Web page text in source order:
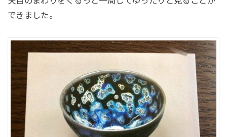
できました。